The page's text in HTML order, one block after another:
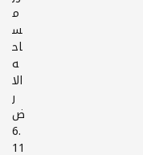
م
س
اح
ه
الا
ر
ض
6.
11